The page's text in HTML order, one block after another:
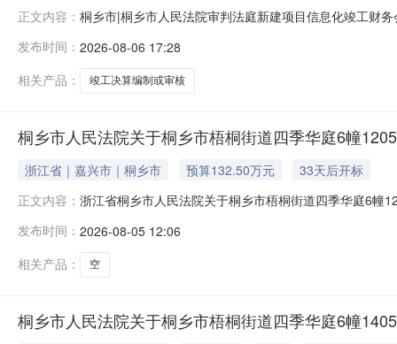
正文内容： 桐乡市|桐乡市人民法院审判法庭新建项目信息化竣工财
330483项目所在行政区划名称：桐乡市报价起止时间：
发布时间： 2026-08-06 17:28
相关产品：
竣工决算编制或审核
桐乡市人民法院关于桐乡市梧桐街道四季华庭6幢
浙江省｜嘉兴市｜桐乡市 预算132.50万元
33天后开标
正文内容： 浙江省桐乡市人民法院关于桐乡市梧桐街道四季华庭6幢
拍卖标的：桐乡市梧桐街道四季华庭6幢1205室房产【
发布时间： 2026-08-05 12:06
相关产品：
空
桐乡市人民法院关于桐乡市梧桐街道四季华庭6幢